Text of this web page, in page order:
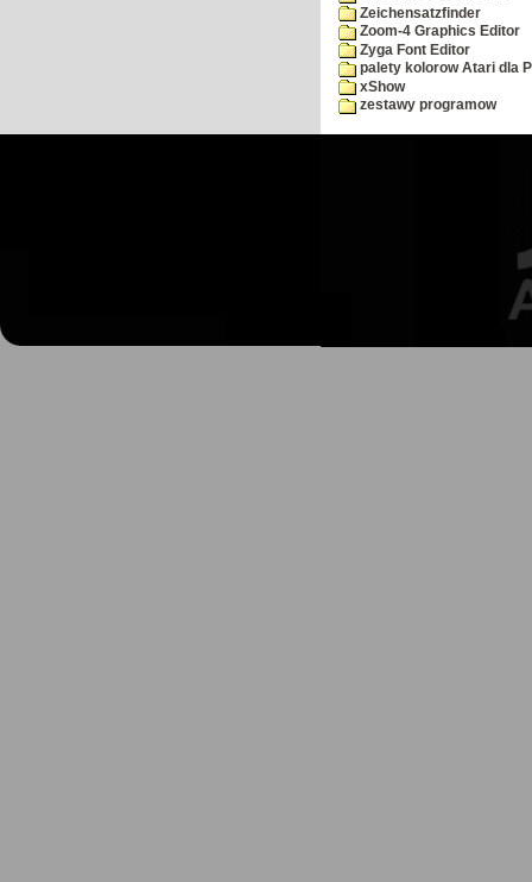
Zeichensatzfinder
Zoom-4 Graphics Editor
Zyga Font Editor
palety kolorow Atari dla
xShow
zestawy programow